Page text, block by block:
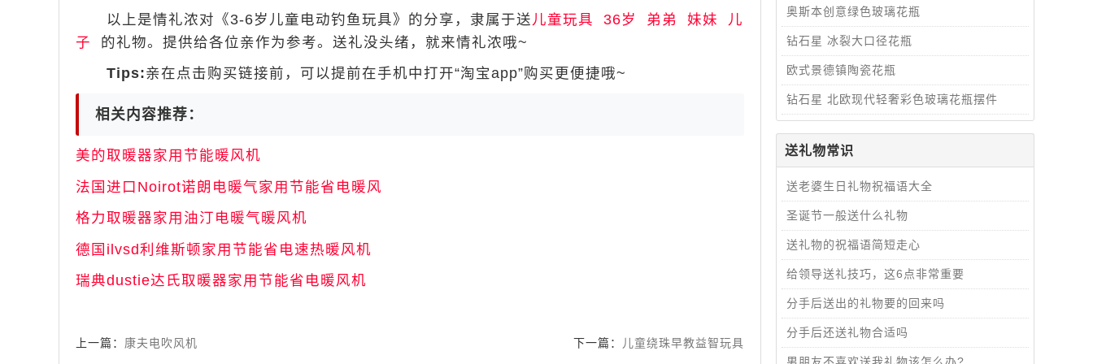
以上是情礼浓对《3-6岁儿童电动钓鱼玩具》的分享，隶属于送 儿童玩具 36岁 弟弟 妹妹
儿
子 的礼物。提供给各位亲作为参考。送礼没头绪，就来情礼浓哦~
Tips:亲在点击购买链接前，可以提前在手机中打开“淘宝app”购买更便捷哦~
相关内容推荐：
美的取暖器家用节能暖风机
法国进口Noirot诺朗电暖气家用节能省电暖风
格力取暖器家用油汀电暖气暖风机
德国ilvsd利维斯顿家用节能省电速热暖风机
瑞典dustie达氏取暖器家用节能省电暖风机
上一篇： 康夫电吹风机 下一篇： 儿童绕珠早教益智玩具
奥斯本创意绿色玻璃花瓶
钻石星 冰裂大口径花瓶
欧式景德镇陶瓷花瓶
钻石星 北欧现代轻奢彩色玻璃花瓶摆件
送礼物常识
送老婆生日礼物祝福语大全
圣诞节一般送什么礼物
送礼物的祝福语简短走心
给领导送礼技巧，这6点非常重要
分手后送出的礼物要的回来吗
分手后还送礼物合适吗